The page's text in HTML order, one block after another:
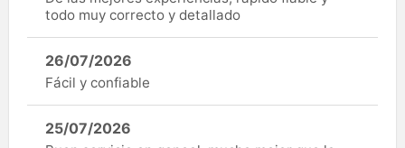
todo muy correcto y detallado
26/07/2026
Fácil y confiable
25/07/2026